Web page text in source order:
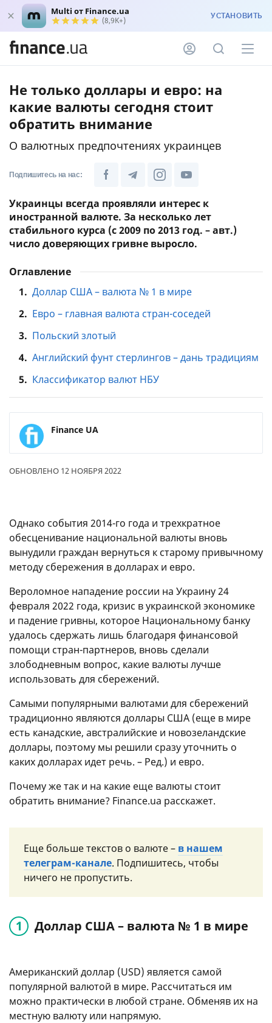
Multi от Finance.ua
(8,9K+) УСТАНОВИТЬ
Не только доллары и евро: на
какие валюты сегодня стоит
обратить внимание
О валютных предпочтениях украинцев
Подпишитесь на нас:
Украинцы всегда проявляли интерес к
иностранной валюте. За несколько лет
стабильного курса (с 2009 по 2013 год. – авт.)
число доверяющих гривне выросло.
Оглавление
1. Доллар США – валюта № 1 в мире
2. Евро – главная валюта стран-соседей
3. Польский злотый
4. Английский фунт стерлингов – дань традициям
5. Классификатор валют НБУ
Finance UA
ОБНОВЛЕНО 12 НОЯБРЯ 2022
Однако события 2014-го года и трехкратное
обесценивание национальной валюты вновь
вынудили граждан вернуться к старому привычному
методу сбережения в долларах и евро.
Вероломное нападение россии на Украину 24
февраля 2022 года, кризис в украинской экономике
и падение гривны, которое Национальному банку
удалось сдержать лишь благодаря финансовой
помощи стран-партнеров, вновь сделали
злободневным вопрос, какие валюты лучше
использовать для сбережений.
Самыми популярными валютами для сбережений
традиционно являются доллары США (еще в мире
есть канадские, австралийские и новозеландские
доллары, поэтому мы решили сразу уточнить о
каких долларах идет речь. – Ред.) и евро.
Почему же так и на какие еще валюты стоит
обратить внимание? Finance.ua расскажет.
Еще больше текстов о валюте – в нашем
телеграм-канале. Подпишитесь, чтобы
ничего не пропустить.
Доллар США – валюта № 1 в мире
Американский доллар (USD) является самой
популярной валютой в мире. Рассчитаться им
можно практически в любой стране. Обменяв их на
местную валюту или напрямую.